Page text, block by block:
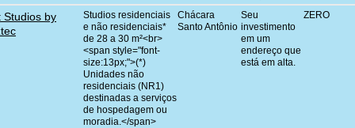
Studios by
Studios residenciais
e não residenciais*
de 28 a 30 m²<br>
<span style="font-
size:13px;">(*)
Unidades não
residenciais (NR1)
destinadas a serviços
de hospedagem ou
moradia.</span>
Chácara
Santo Antônio
Seu
investimento
em um
endereço que
está em alta.
ZERO